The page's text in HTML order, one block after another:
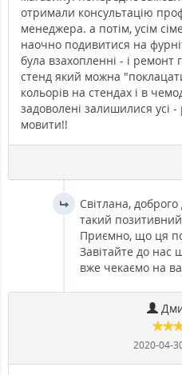
отримали консультацію
менеджера. а потім, усім
наочно подивитися на
була взахопленні - і ремонт
стенд який можна
кольорів на стендах і в
задоволені залишилися усі
мовити!!
Світлана,
такий
Приємно, що ця
Завітайте до нас
вже чекаємо на
2020-04-